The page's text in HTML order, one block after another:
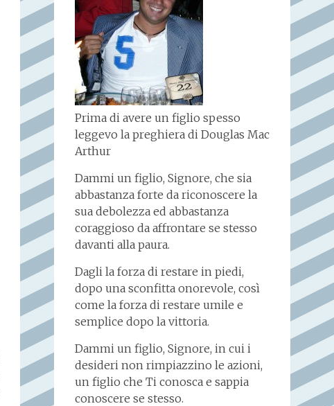
Prima di avere un figlio spesso
leggevo la preghiera di Douglas Mac
Arthur
Dammi un figlio, Signore, che sia
abbastanza forte da riconoscere la
sua debolezza ed abbastanza
coraggioso da affrontare se stesso
davanti alla paura.
Dagli la forza di restare in piedi,
dopo una sconfitta onorevole, così
come la forza di restare umile e
semplice dopo la vittoria.
Dammi un figlio, Signore, in cui i
desideri non rimpiazzino le azioni,
un figlio che Ti conosca e sappia
conoscere se stesso.